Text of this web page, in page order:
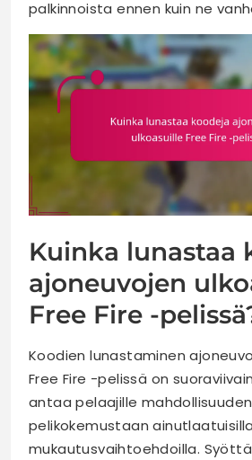
palkinnoista ennen kuin ne
Kuinka lunastaa
ajoneuvojen
Free Fire -
Koodien lunastaminen
Free Fire -pelissä on
antaa pelaajille
pelikokemustaan ainutlaatuisilla
mukautusvaihtoehdoilla.